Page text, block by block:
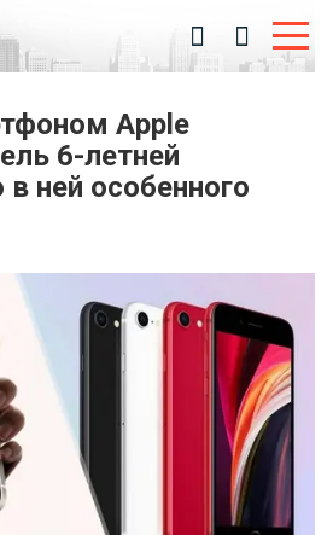
Apple
6-летней
ней особенного